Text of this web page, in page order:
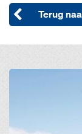
Terug
Open